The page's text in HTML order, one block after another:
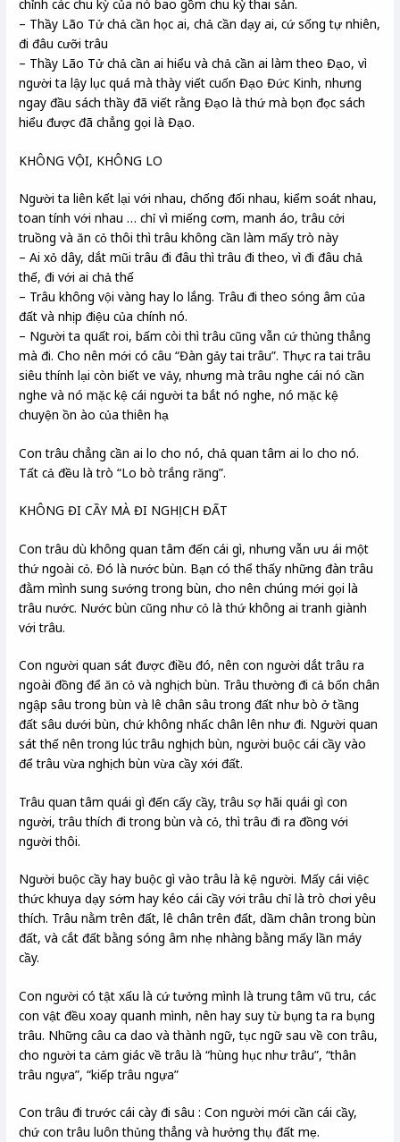
chỉnh các chu kỳ của nó bao gồm chu kỳ thai sản.
– Thầy Lão Tử chả cần học ai, chả cần dạy ai, cứ sống tự nhiên,
đi đâu cưỡi trâu
– Thầy Lão Tử chả cần ai hiểu và chả cần ai làm theo Đạo, vì
người ta lậy lục quá mà thày viết cuốn Đạo Đức Kinh, nhưng
ngay đầu sách thầy đã viết rằng Đạo là thứ mà bọn đọc sách
hiểu được đã chẳng gọi là Đạo.
KHÔNG VỘI, KHÔNG LO
Người ta liên kết lại với nhau, chống đối nhau, kiểm soát nhau,
toan tính với nhau … chỉ vì miếng cơm, manh áo, trâu cởi
truồng và ăn cỏ thôi thì trâu không cần làm mấy trò này
– Ai xỏ dây, dắt mũi trâu đi đâu thì trâu đi theo, vì đi đâu chả
thế, đi với ai chả thế
– Trâu không vội vàng hay lo lắng. Trâu đi theo sóng âm của
đất và nhịp điệu của chính nó.
– Người ta quất roi, bấm còi thì trâu cũng vẫn cứ thủng thẳng
mà đi. Cho nên mới có câu “Đàn gảy tai trâu”. Thực ra tai trâu
siêu thính lại còn biết ve vảy, nhưng mà trâu nghe cái nó cần
nghe và nó mặc kệ cái người ta bắt nó nghe, nó mặc kệ
chuyện ồn ào của thiên hạ
Con trâu chẳng cần ai lo cho nó, chả quan tâm ai lo cho nó.
Tất cả đều là trò “Lo bò trắng răng”.
KHÔNG ĐI CẦY MÀ ĐI NGHỊCH ĐẤT
Con trâu dù không quan tâm đến cái gì, nhưng vẫn ưu ái một
thứ ngoài cỏ. Đó là nước bùn. Bạn có thể thấy những đàn trâu
đằm mình sung sướng trong bùn, cho nên chúng mới gọi là
trâu nước. Nước bùn cũng như cỏ là thứ không ai tranh giành
với trâu.
Con người quan sát được điều đó, nên con người dắt trâu ra
ngoài đồng để ăn cỏ và nghịch bùn. Trâu thường đi cả bốn chân
ngập sâu trong bùn và lê chân sâu trong đất như bò ở tầng
đất sâu dưới bùn, chứ không nhấc chân lên như đi. Người quan
sát thế nên trong lúc trâu nghịch bùn, người buộc cái cầy vào
để trâu vừa nghịch bùn vừa cầy xới đất.
Trâu quan tâm quái gì đến cấy cầy, trâu sợ hãi quái gì con
người, trâu thích đi trong bùn và cỏ, thì trâu đi ra đồng với
người thôi.
Người buộc cầy hay buộc gì vào trâu là kệ người. Mấy cái việc
thức khuya dạy sớm hay kéo cái cầy với trâu chỉ là trò chơi yêu
thích. Trâu nằm trên đất, lê chân trên đất, dầm chân trong bùn
đất, và cắt đất bằng sóng âm nhẹ nhàng bằng mấy lần máy
cầy.
Con người có tật xấu là cứ tưởng mình là trung tâm vũ tru, các
con vật đều xoay quanh mình, nên hay suy từ bụng ta ra bụng
trâu. Những câu ca dao và thành ngữ, tục ngữ sau về con trâu,
cho người ta cảm giác về trâu là “hùng hục như trâu”, “thân
trâu ngựa”, “kiếp trâu ngựa”
Con trâu đi trước cái cày đi sâu : Con người mới cần cái cầy,
chứ con trâu luôn thủng thẳng và hưởng thụ đất mẹ.